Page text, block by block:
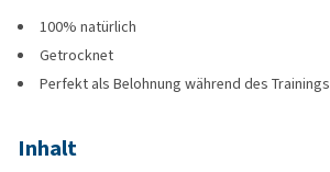
100% natürlich
Getrocknet
Perfekt als Belohnung während des Trainings
Inhalt